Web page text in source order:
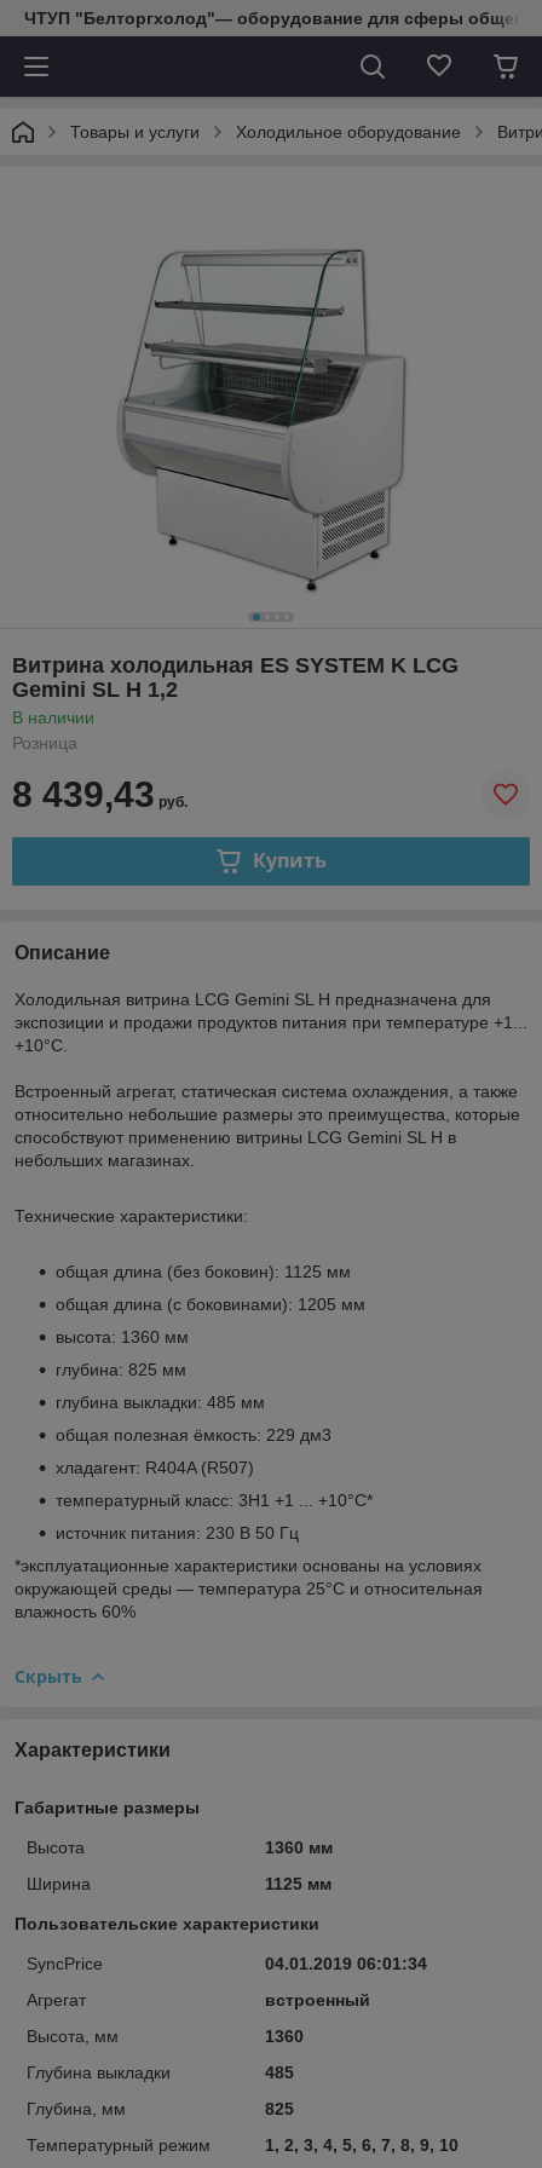
ЧТУП "Белторгхолод"— оборудование для сферы
Товары и услуги Холодильное оборудование
Витрина холодильная ES SYSTEM K LCG
Gemini SL H 1,2
В наличии
Розница
8 439,43 руб.
Купить
Описание
Холодильная витрина LCG Gemini SL H предназначена для
экспозиции и продажи продуктов питания при температуре +1...
+10°C.
Встроенный агрегат, статическая система охлаждения, а также
относительно небольшие размеры это преимущества, кoторые
способствуют применению витрины LCG Gemini SL H в
небольших магазинах.
Технические характеристики:
общая длина (без боковин): 1125 мм
общая длина (с боковинами): 1205 мм
высота: 1360 мм
глубина: 825 мм
глубина выкладки: 485 мм
общая полезная ёмкость: 229 дм3
хладагент: R404A (R507)
температурный класс: 3H1 +1 ... +10°C*
источник питания: 230 В 50 Гц
*эксплуатационные характеристики основаны на условиях
окружающей среды — температура 25°C и относительная
влажность 60%
Скрыть
Характеристики
Габаритные размеры
Высота
1360 мм
Ширина
1125 мм
Пользовательские характеристики
SyncPrice
04.01.2019 06:01:34
Агрегат
встроенный
Высота, мм
1360
Глубина выкладки
485
Глубина, мм
825
Температурный режим
1, 2, 3, 4, 5, 6, 7, 8, 9, 10